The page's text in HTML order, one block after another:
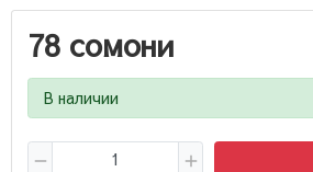
78 сомони
В наличии